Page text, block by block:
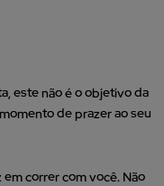
este não é o objetivo da
de prazer ao seu
correr com você. Não